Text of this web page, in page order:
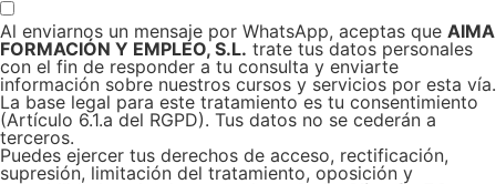
Al enviarnos un mensaje por WhatsApp, aceptas que AIMA
FORMACIÓN Y EMPLEO, S.L. trate tus datos personales
con el fin de responder a tu consulta y enviarte
información sobre nuestros cursos y servicios por esta vía.
La base legal para este tratamiento es tu consentimiento
(Artículo 6.1.a del RGPD). Tus datos no se cederán a
terceros.
Puedes ejercer tus derechos de acceso, rectificación,
supresión, limitación del tratamiento, oposición y